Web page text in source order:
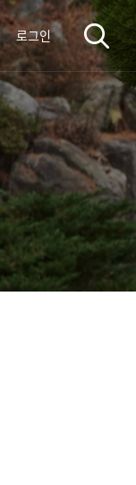
로그인